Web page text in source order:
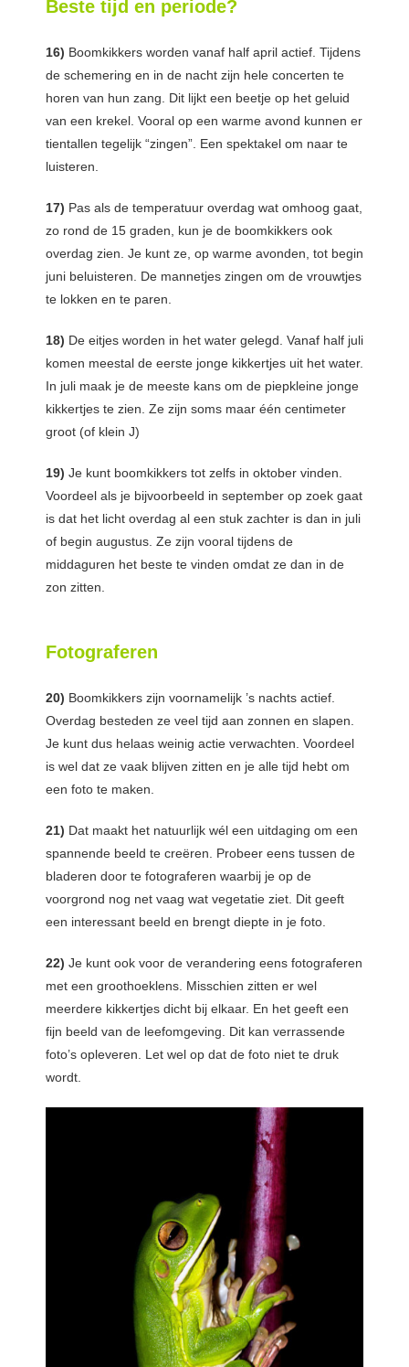
Beste tijd en periode?
16) Boomkikkers worden vanaf half april actief. Tijdens
de schemering en in de nacht zijn hele concerten te
horen van hun zang. Dit lijkt een beetje op het geluid
van een krekel. Vooral op een warme avond kunnen er
tientallen tegelijk “zingen”. Een spektakel om naar te
luisteren.
17) Pas als de temperatuur overdag wat omhoog gaat,
zo rond de 15 graden, kun je de boomkikkers ook
overdag zien. Je kunt ze, op warme avonden, tot begin
juni beluisteren. De mannetjes zingen om de vrouwtjes
te lokken en te paren.
18) De eitjes worden in het water gelegd. Vanaf half juli
komen meestal de eerste jonge kikkertjes uit het water.
In juli maak je de meeste kans om de piepkleine jonge
kikkertjes te zien. Ze zijn soms maar één centimeter
groot (of klein J)
19) Je kunt boomkikkers tot zelfs in oktober vinden.
Voordeel als je bijvoorbeeld in september op zoek gaat
is dat het licht overdag al een stuk zachter is dan in juli
of begin augustus. Ze zijn vooral tijdens de
middaguren het beste te vinden omdat ze dan in de
zon zitten.
Fotograferen
20) Boomkikkers zijn voornamelijk ’s nachts actief.
Overdag besteden ze veel tijd aan zonnen en slapen.
Je kunt dus helaas weinig actie verwachten. Voordeel
is wel dat ze vaak blijven zitten en je alle tijd hebt om
een foto te maken.
21) Dat maakt het natuurlijk wél een uitdaging om een
spannende beeld te creëren. Probeer eens tussen de
bladeren door te fotograferen waarbij je op de
voorgrond nog net vaag wat vegetatie ziet. Dit geeft
een interessant beeld en brengt diepte in je foto.
22) Je kunt ook voor de verandering eens fotograferen
met een groothoeklens. Misschien zitten er wel
meerdere kikkertjes dicht bij elkaar. En het geeft een
fijn beeld van de leefomgeving. Dit kan verrassende
foto’s opleveren. Let wel op dat de foto niet te druk
wordt.